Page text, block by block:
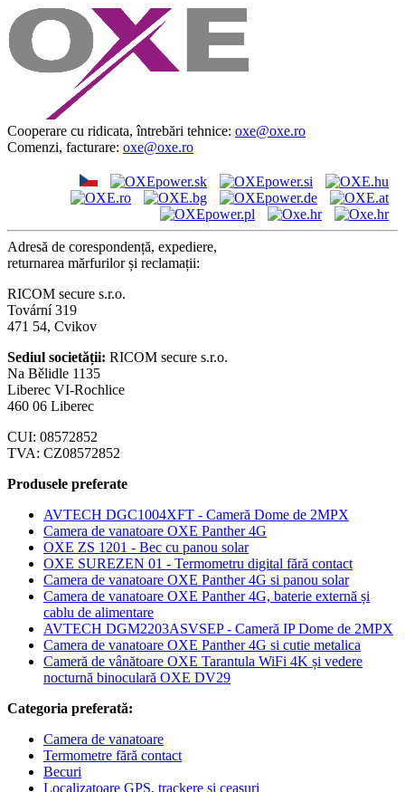
Cooperare cu ridicata, întrebări tehnice: oxe@oxe.ro
Comenzi, facturare: oxe@oxe.ro
Adresă de corespondență, expediere,
returnarea mărfurilor și reclamații:
RICOM secure s.r.o.
Tovární 319
471 54, Cvikov
Sediul societății: RICOM secure s.r.o.
Na Bělidle 1135
Liberec VI-Rochlice
460 06 Liberec
CUI: 08572852
TVA: CZ08572852
Produsele preferate
AVTECH DGC1004XFT - Cameră Dome de 2MPX
Camera de vanatoare OXE Panther 4G
OXE ZS 1201 - Bec cu panou solar
OXE SUREZEN 01 - Termometru digital fără contact
Camera de vanatoare OXE Panther 4G si panou solar
Camera de vanatoare OXE Panther 4G, baterie externă și
cablu de alimentare
AVTECH DGM2203ASVSEP - Cameră IP Dome de 2MPX
Camera de vanatoare OXE Panther 4G si cutie metalica
Cameră de vânătoare OXE Tarantula WiFi 4K și vedere
nocturnă binoculară OXE DV29
Categoria preferată:
Camera de vanatoare
Termometre fără contact
Becuri
Localizatoare GPS, trackere și ceasuri